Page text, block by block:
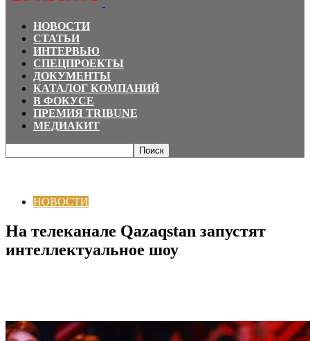
НОВОСТИ
СТАТЬИ
ИНТЕРВЬЮ
СПЕЦПРОЕКТЫ
ДОКУМЕНТЫ
КАТАЛОГ КОМПАНИЙ
В ФОКУСЕ
ПРЕМИЯ TRIBUNE
МЕДИАКИТ
НОВОСТИ
На телеканале Qazaqstan запустят
интеллектуальное шоу